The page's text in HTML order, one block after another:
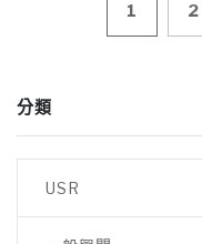
導
覽
1 2
分類
USR